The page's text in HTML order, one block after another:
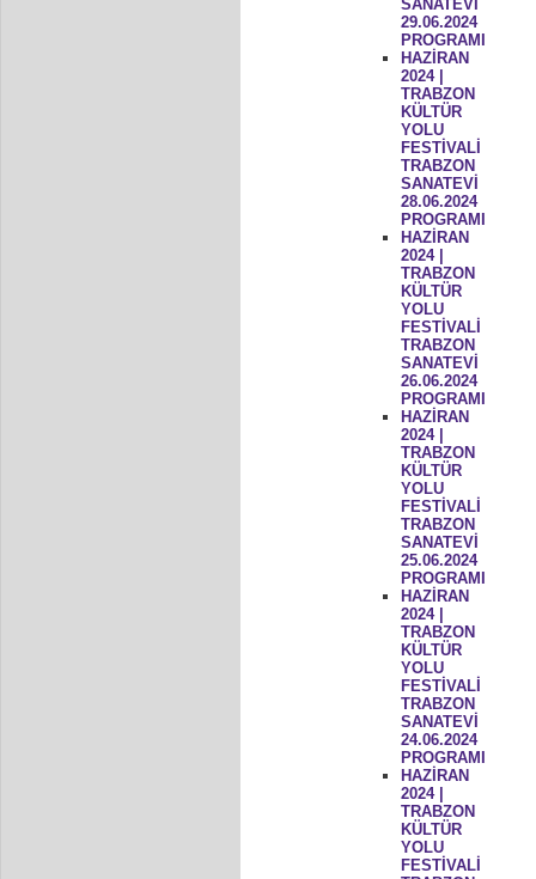
SANATEVİ
29.06.2024
PROGRAMI
HAZİRAN
2024 |
TRABZON
KÜLTÜR
YOLU
FESTİVALİ
TRABZON
SANATEVİ
28.06.2024
PROGRAMI
HAZİRAN
2024 |
TRABZON
KÜLTÜR
YOLU
FESTİVALİ
TRABZON
SANATEVİ
26.06.2024
PROGRAMI
HAZİRAN
2024 |
TRABZON
KÜLTÜR
YOLU
FESTİVALİ
TRABZON
SANATEVİ
25.06.2024
PROGRAMI
HAZİRAN
2024 |
TRABZON
KÜLTÜR
YOLU
FESTİVALİ
TRABZON
SANATEVİ
24.06.2024
PROGRAMI
HAZİRAN
2024 |
TRABZON
KÜLTÜR
YOLU
FESTİVALİ